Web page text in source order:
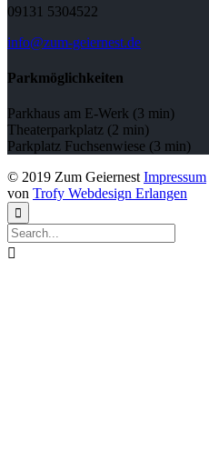
09131 5304522
info@zum-geiernest.de
Parkmöglichkeiten
Parkhaus am E-Werk (3 min)
Theaterparkplatz (2 min)
Parkplatz Fuchsenwiese (3 min)
© 2019 Zum GeiernestImpressum
von Trofy Webdesign Erlangen

